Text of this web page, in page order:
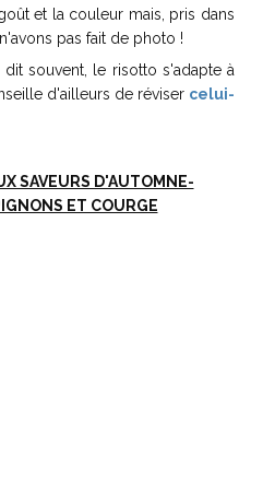
et la couleur mais, pris dans
pas fait de photo !
souvent, le risotto s'adapte à
d'ailleurs de réviser celui-
SAVEURS D'AUTOMNE-
ET COURGE